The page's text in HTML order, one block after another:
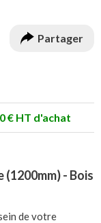
Partager
€ HT d'achat
- Bois
de votre